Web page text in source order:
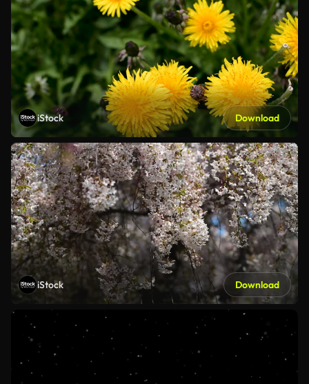
iStock Download
iStock Download